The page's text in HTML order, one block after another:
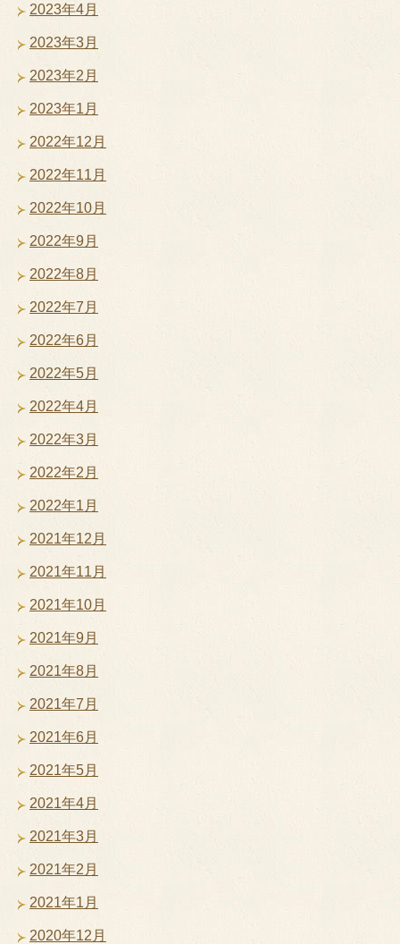
2023年4月
2023年3月
2023年2月
2023年1月
2022年12月
2022年11月
2022年10月
2022年9月
2022年8月
2022年7月
2022年6月
2022年5月
2022年4月
2022年3月
2022年2月
2022年1月
2021年12月
2021年11月
2021年10月
2021年9月
2021年8月
2021年7月
2021年6月
2021年5月
2021年4月
2021年3月
2021年2月
2021年1月
2020年12月